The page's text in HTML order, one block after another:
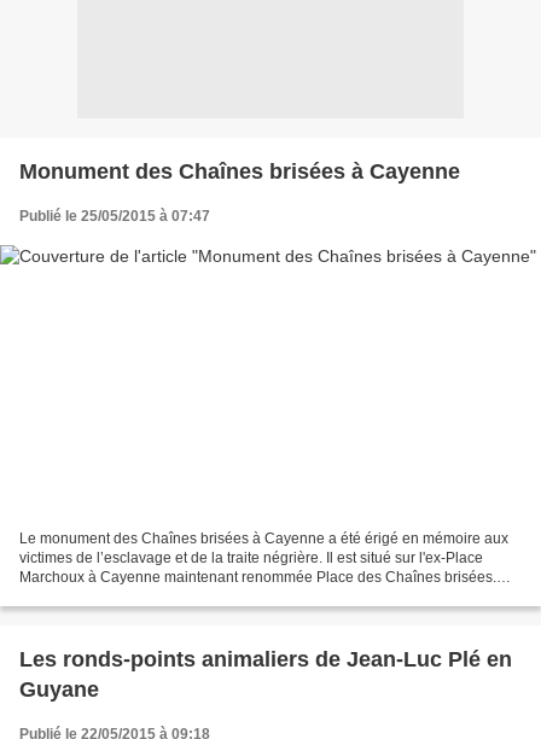
Monument des Chaînes brisées à Cayenne
Publié le 25/05/2015 à 07:47
Le monument des Chaînes brisées à Cayenne a été érigé en mémoire aux
victimes de l’esclavage et de la traite négrière. Il est situé sur l'ex-Place
Marchoux à Cayenne maintenant renommée Place des Chaînes brisées.
Les ronds-points animaliers de Jean-Luc Plé en
Guyane
Publié le 22/05/2015 à 09:18